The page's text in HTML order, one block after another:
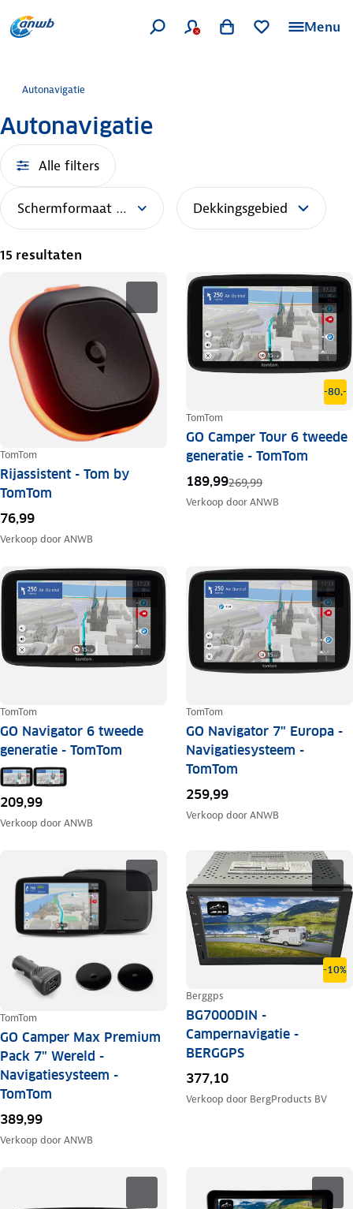
Menu
Autonavigatie
Autonavigatie
Alle filters
Schermformaat (inch) Dekkingsgebied
15 resultaten
TomTom
Rijassistent - Tom by
TomTom
76,99
Verkoop doorANWB
-80,-
TomTom
GO Camper Tour 6 tweede
generatie - TomTom
189,99269,99
Verkoop doorANWB
TomTom
GO Navigator 6 tweede
generatie - TomTom
209,99
Verkoop doorANWB
TomTom
GO Navigator 7" Europa -
Navigatiesysteem -
TomTom
259,99
Verkoop doorANWB
TomTom
GO Camper Max Premium
Pack 7" Wereld -
Navigatiesysteem -
TomTom
389,99
Verkoop doorANWB
-10%
Berggps
BG7000DIN -
Campernavigatie -
BERGGPS
377,10
Verkoop door BergProducts BV